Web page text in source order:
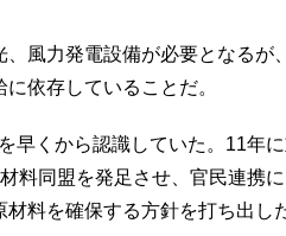
風力発電設備が必要となるが
依存していることだ。
くから認識していた。11年
料同盟を発足させ、官民連携
料を確保する方針を打ち出し